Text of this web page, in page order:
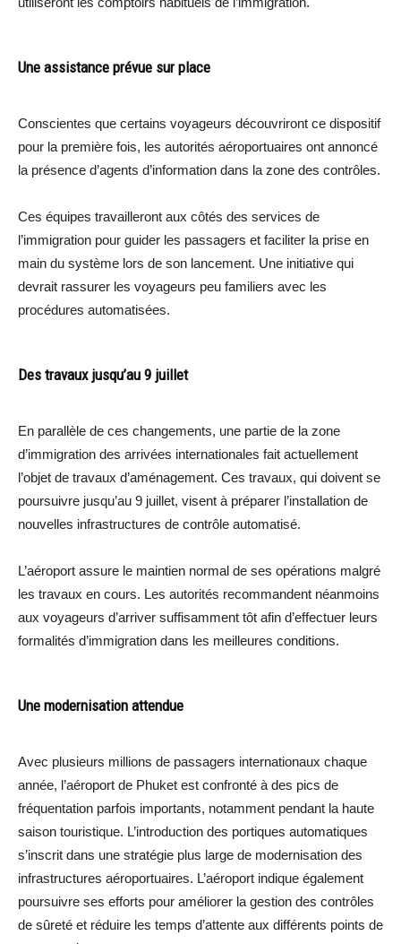
Une assistance prévue sur place
Conscientes que certains voyageurs découvriront ce dispositif
pour la première fois, les autorités aéroportuaires ont annoncé
la présence d’agents d’information dans la zone des contrôles.
Ces équipes travailleront aux côtés des services de
l’immigration pour guider les passagers et faciliter la prise en
main du système lors de son lancement. Une initiative qui
devrait rassurer les voyageurs peu familiers avec les
procédures automatisées.
Des travaux jusqu’au 9 juillet
En parallèle de ces changements, une partie de la zone
d’immigration des arrivées internationales fait actuellement
l’objet de travaux d’aménagement. Ces travaux, qui doivent se
poursuivre jusqu’au 9 juillet, visent à préparer l’installation de
nouvelles infrastructures de contrôle automatisé.
L’aéroport assure le maintien normal de ses opérations malgré
les travaux en cours. Les autorités recommandent néanmoins
aux voyageurs d’arriver suffisamment tôt afin d’effectuer leurs
formalités d’immigration dans les meilleures conditions.
Une modernisation attendue
Avec plusieurs millions de passagers internationaux chaque
année, l’aéroport de Phuket est confronté à des pics de
fréquentation parfois importants, notamment pendant la haute
saison touristique. L’introduction des portiques automatiques
s’inscrit dans une stratégie plus large de modernisation des
infrastructures aéroportuaires. L’aéroport indique également
poursuivre ses efforts pour améliorer la gestion des contrôles
de sûreté et réduire les temps d’attente aux différents points de